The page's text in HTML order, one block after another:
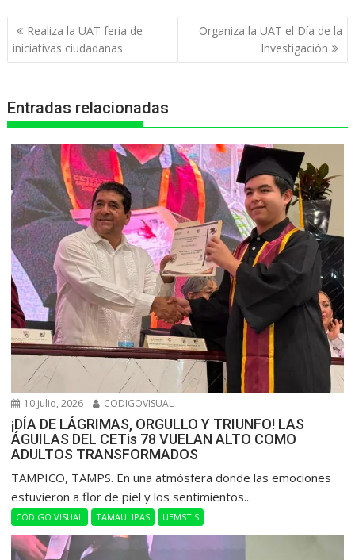
t
s
p
e
b
k
s
e
g
e
r
e
m
n
Navegación
de
entradas
Realiza la UAT feria de
iniciativas ciudadanas
Organiza la UAT el Día de la
Investigación
Entradas relacionadas
10 julio, 2026 CODIGOVISUAL
¡DÍA DE LÁGRIMAS, ORGULLO Y TRIUNFO! LAS
ÁGUILAS DEL CETis 78 VUELAN ALTO COMO
ADULTOS TRANSFORMADOS
​TAMPICO, TAMPS. En una atmósfera donde las emociones
estuvieron a flor de piel y los sentimientos...
CÓDIGO VISUAL TAMAULIPAS UEMSTIS